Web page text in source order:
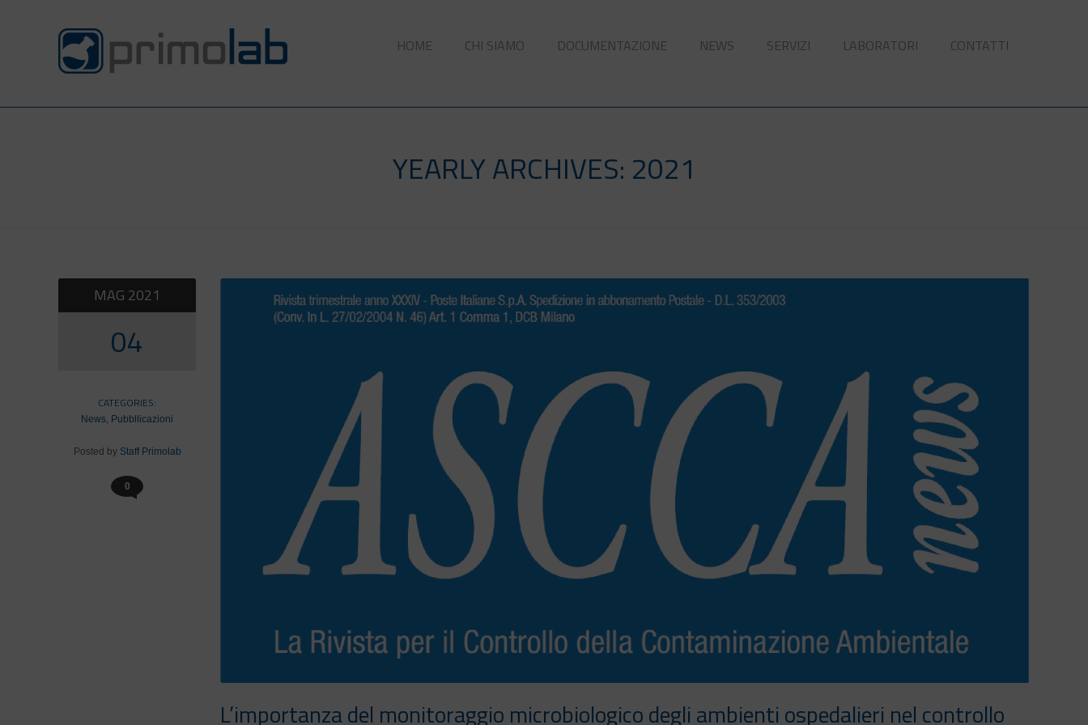
HOME CHI SIAMO DOCUMENTAZIONE NEWS SERVIZI LABORATORI CONTATTI
YEARLY ARCHIVES: 2021
MAG 2021
04
CATEGORIES:
News, Pubbllicazioni
L’importanza del monitoraggio microbiologico degli ambienti ospedalieri nel controllo
Posted by Staff Primolab
0